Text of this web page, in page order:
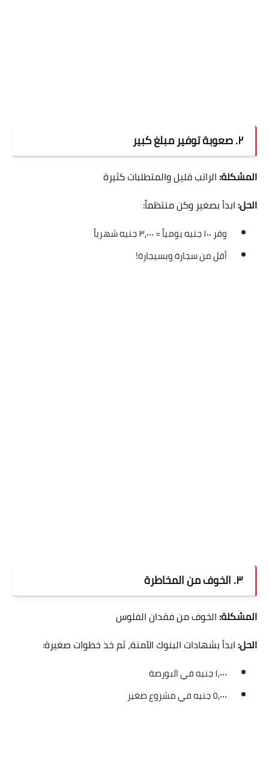
٢. صعوبة توفير مبلغ كبير
المشكلة: الراتب قليل والمتطلبات كثيرة
الحل: ابدأ بصغير وكن منتظماً:
وفر ١٠٠ جنيه يومياً = ٣,٠٠٠ جنيه شهرياً
أقل من سجارة وبسيجارة!
٣. الخوف من المخاطرة
المشكلة: الخوف من فقدان الفلوس
الحل: ابدأ بشهادات البنوك الآمنة، ثم خذ خطوات صغيرة:
١,٠٠٠ جنيه في البورصة
٥,٠٠٠ جنيه في مشروع صغير